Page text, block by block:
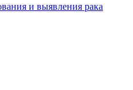
и выявления рака